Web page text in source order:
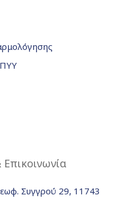
Επικοινωνία
Συγγρού 29, 11743